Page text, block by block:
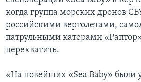
когда группа морских дронов
российскими вертолетами,
патрульными катерами
перехватить.
«На новейших «Sea Baby» были